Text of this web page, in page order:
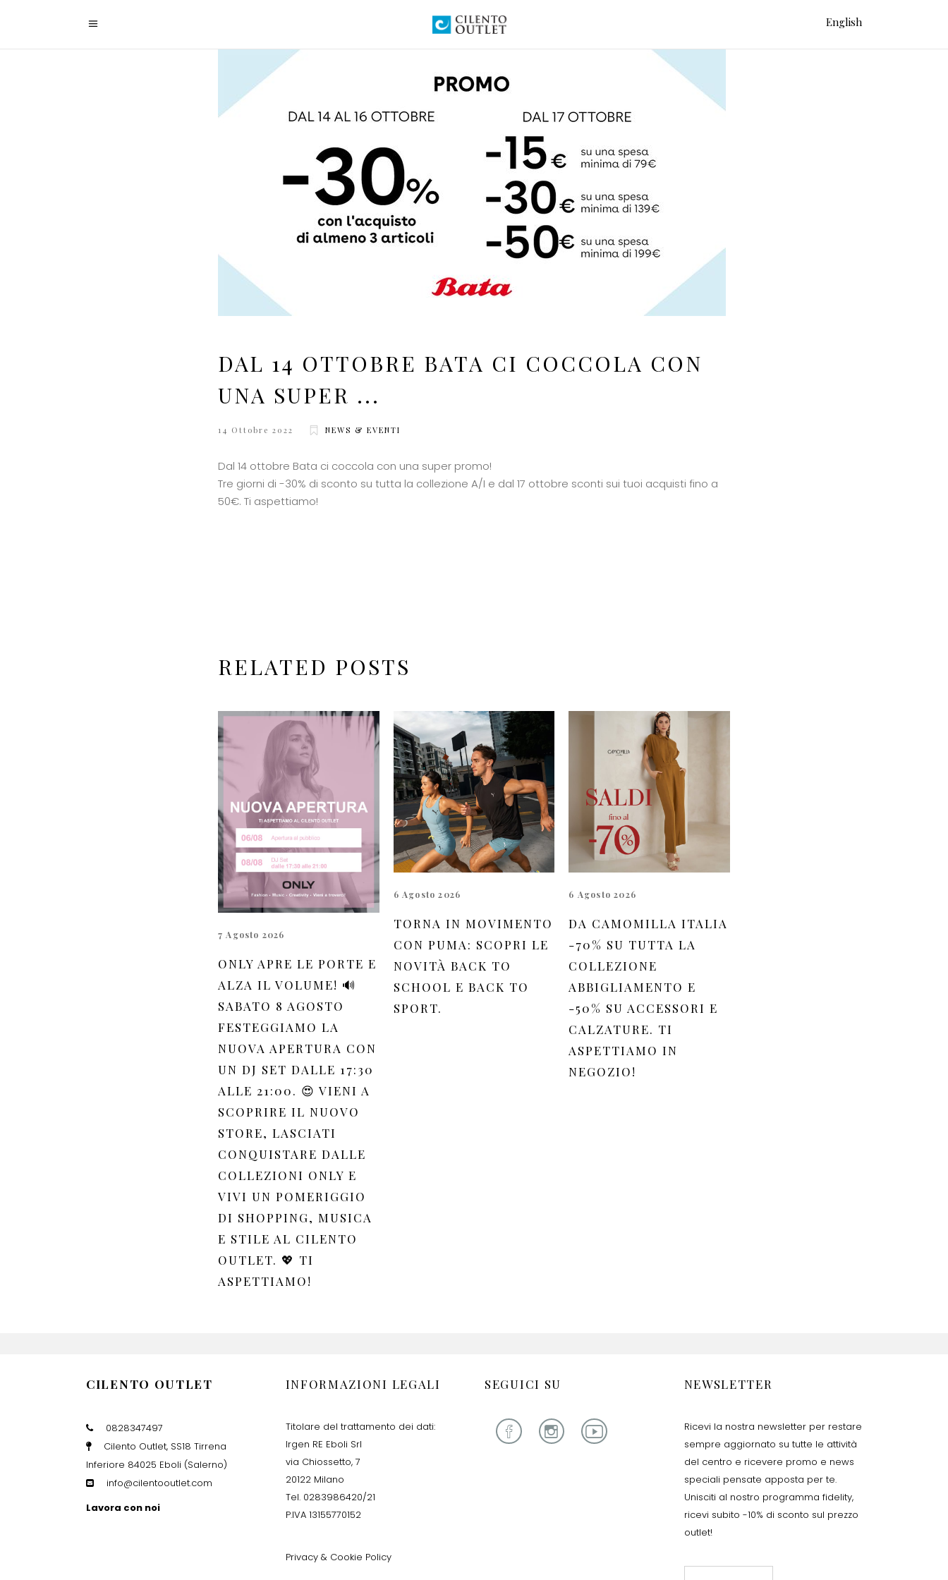
English
DAL 14 OTTOBRE BATA CI COCCOLA CON
UNA SUPER ...
14 Ottobre 2022 NEWS & EVENTI
Dal 14 ottobre Bata ci coccola con una super promo!
Tre giorni di -30% di sconto su tutta la collezione A/I e dal 17 ottobre sconti sui tuoi acquisti fino a
50€. Ti aspettiamo!
RELATED POSTS
7 Agosto 2026
ONLY APRE LE PORTE E
ALZA IL VOLUME! 🔊
SABATO 8 AGOSTO
FESTEGGIAMO LA
NUOVA APERTURA CON
UN DJ SET DALLE 17:30
ALLE 21:00. 😍 VIENI A
SCOPRIRE IL NUOVO
STORE, LASCIATI
CONQUISTARE DALLE
COLLEZIONI ONLY E
VIVI UN POMERIGGIO
DI SHOPPING, MUSICA
E STILE AL CILENTO
OUTLET. 💖 TI
ASPETTIAMO!
6 Agosto 2026
TORNA IN MOVIMENTO
CON PUMA: SCOPRI LE
NOVITÀ BACK TO
SCHOOL E BACK TO
SPORT.
6 Agosto 2026
DA CAMOMILLA ITALIA
-70% SU TUTTA LA
COLLEZIONE
ABBIGLIAMENTO E
-50% SU ACCESSORI E
CALZATURE. TI
ASPETTIAMO IN
NEGOZIO!
CILENTO OUTLET
0828347497
Cilento Outlet, SS18 Tirrena
Inferiore 84025 Eboli (Salerno)
info@cilentooutlet.com
Lavora con noi
INFORMAZIONI LEGALI
Titolare del trattamento dei dati:
Irgen RE Eboli Srl
via Chiossetto, 7
20122 Milano
Tel. 0283986420/21
P.IVA 13155770152
Privacy & Cookie Policy
SEGUICI SU NEWSLETTER
Ricevi la nostra newsletter per restare
sempre aggiornato su tutte le attività
del centro e ricevere promo e news
speciali pensate apposta per te.
Unisciti al nostro programma fidelity,
ricevi subito -10% di sconto sul prezzo
outlet!